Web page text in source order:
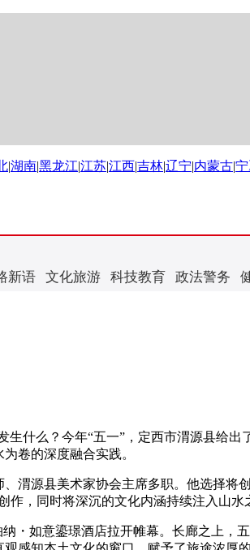
|湖南|黑龙江|江苏|江西|吉林|辽宁|内蒙古|
新语 文化旅游 科技教育 政法警务
么？今年“五一”，定西市渭源县给出
卷的深度融合实践。
源县美术家协会主席多职。他选择将
，同时将深沉的文化内涵持续注入山水
如意鎏璟酒店拉开帷幕。长廊之上，